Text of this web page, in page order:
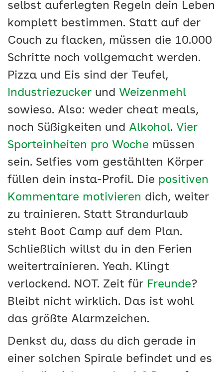
selbst auferlegten Regeln dein Leben
komplett bestimmen. Statt auf der
Couch zu flacken, müssen die 10.000
Schritte noch vollgemacht werden.
Pizza und Eis sind der Teufel,
Industriezucker und Weizenmehl
sowieso. Also: weder cheat meals,
noch Süßigkeiten und Alkohol. Vier
Sporteinheiten pro Woche müssen
sein. Selfies vom gestählten Körper
füllen dein insta-Profil. Die positiven
Kommentare motivieren dich, weiter
zu trainieren. Statt Strandurlaub
steht Boot Camp auf dem Plan.
Schließlich willst du in den Ferien
weitertrainieren. Yeah. Klingt
verlockend. NOT. Zeit für Freunde?
Bleibt nicht wirklich. Das ist wohl
das größte Alarmzeichen.
Denkst du, dass du dich gerade in
einer solchen Spirale befindet und es